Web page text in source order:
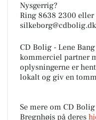
Nysgerrig?
Ring 8638 2300
silkeborg@cdbolig.dk
CD Bolig - Lene
kommerciel partner
oplysningerne er
lokalt og giv en
Se mere om CD
Bregnhøjs på deres